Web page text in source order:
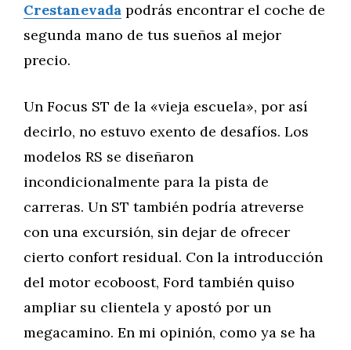
Crestanevada podrás encontrar el coche de
segunda mano de tus sueños al mejor
precio.
Un Focus ST de la «vieja escuela», por así
decirlo, no estuvo exento de desafíos. Los
modelos RS se diseñaron
incondicionalmente para la pista de
carreras. Un ST también podría atreverse
con una excursión, sin dejar de ofrecer
cierto confort residual. Con la introducción
del motor ecoboost, Ford también quiso
ampliar su clientela y apostó por un
megacamino. En mi opinión, como ya se ha